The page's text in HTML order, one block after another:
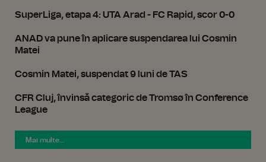
SuperLiga, etapa 4: UTA Arad - FC Rapid, scor 0-0
ANAD va pune în aplicare suspendarea lui Cosmin
Matei
Cosmin Matei, suspendat 9 luni de TAS
CFR Cluj, învinsă categoric de Tromsø în Conference
League
Mai multe...